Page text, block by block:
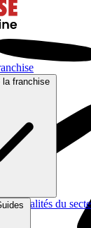
franchise
Actualités du